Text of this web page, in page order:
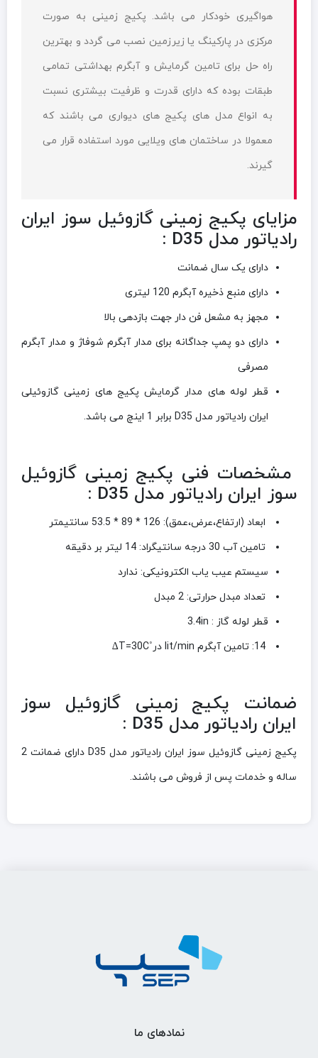
هواگیری خودکار می باشد. پکیج زمینی به صورت
مرکزی در پارکینگ یا زیرزمین نصب می گردد و بهترین
راه حل برای تامین گرمایش و آبگرم بهداشتی تمامی
طبقات بوده که دارای قدرت و ظرفیت بیشتری نسبت
به انواع مدل های پکیج های دیواری می باشند که
معمولا در ساختمان های ویلایی مورد استفاده قرار می
گیرند.
مزایای پکيج زمینی گازوئیل سوز ایران
رادیاتور مدل D35 :
دارای یک سال ضمانت
دارای منبع ذخیره آبگرم 120 لیتری
مجهز به مشعل فن دار جهت بازدهی بالا
دارای دو پمپ جداگانه برای مدار آبگرم شوفاژ و مدار آبگرم
مصرفی
قطر لوله های مدار گرمایش پکیج های زمینی گازوئیلی
ایران رادیاتور مدل D35 برابر 1 اینچ می باشد.
مشخصات فنی پکيج زمینی گازوئیل
سوز ایران رادیاتور مدل D35 :
ابعاد (ارتفاع،عرض،عمق): 126 * 89 * 53.5 سانتیمتر
تامین آب 30 درجه سانتیگراد: 14 لیتر بر دقیقه
سیستم عیب یاب الکترونیکی: ندارد
تعداد مبدل حرارتی: 2 مبدل
قطر لوله گاز : 3.4in
ضمانت پکيج زمینی گازوئیل سوز
ایران رادیاتور مدل D35 :
پکيج زمینی گازوئیل سوز ایران رادیاتور مدل D35 دارای ضمانت 2
ساله و خدمات پس از فروش می باشند.
نمادهای ما